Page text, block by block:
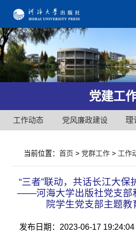
党建工
工作动态 党风廉政建设 理
当前位置：首页 > 党群工作 > 工作
“三者”联动，共话长江大保
——河海大学出版社党支部
院学生党支部主题教
发布日期：2023-06-17